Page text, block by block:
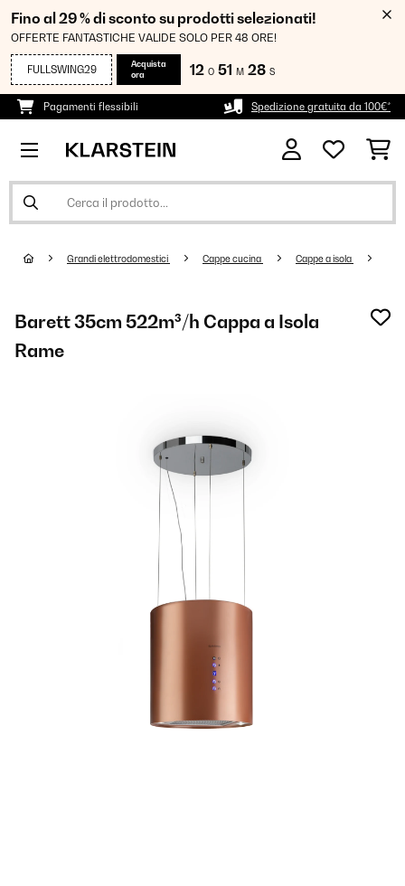
Fino al 29 % di sconto su prodotti selezionati!
OFFERTE FANTASTICHE VALIDE SOLO PER 48 ORE!
FULLSWING29
Acquista
ora
12 O 51 M 28 S
Pagamenti flessibili Spedizione gratuita da 100€*
Grandi elettrodomestici Cappe cucina Cappe a isola
Barett 35cm 522m³/h Cappa a Isola
Rame